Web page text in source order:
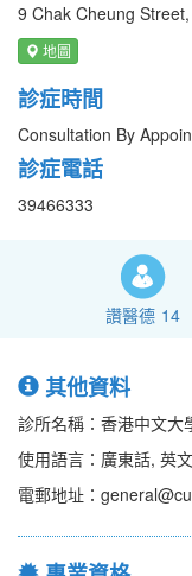
9 Chak Cheung
地圖
診症時間
Consultation By
診症電話
39466333
讚醫德 14
其他資料
診所名稱：香港中文大
使用語言：廣東話, 英文
電郵地址：